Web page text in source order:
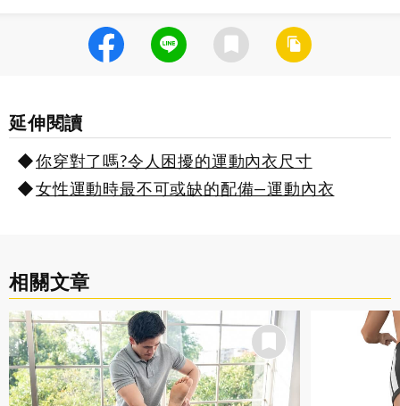
延伸閱讀
你穿對了嗎?令人困擾的運動內衣尺寸
女性運動時最不可或缺的配備—運動內衣
相關文章